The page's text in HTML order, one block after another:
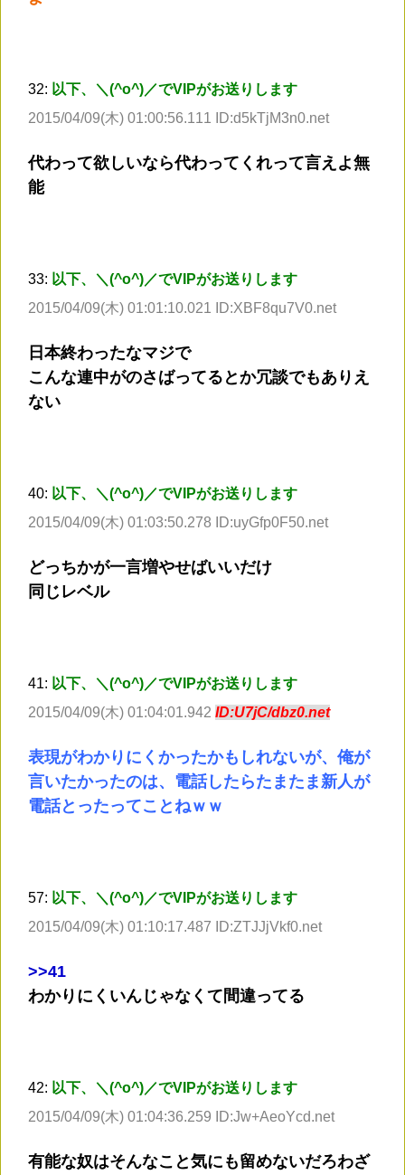
32: 以下、＼(^o^)／でVIPがお送りします
2015/04/09(木) 01:00:56.111 ID:d5kTjM3n0.net
代わって欲しいなら代わってくれって言えよ無
能
33: 以下、＼(^o^)／でVIPがお送りします
2015/04/09(木) 01:01:10.021 ID:XBF8qu7V0.net
日本終わったなマジで
こんな連中がのさばってるとか冗談でもありえ
ない
40: 以下、＼(^o^)／でVIPがお送りします
2015/04/09(木) 01:03:50.278 ID:uyGfp0F50.net
どっちかが一言増やせばいいだけ
同じレベル
41: 以下、＼(^o^)／でVIPがお送りします
2015/04/09(木) 01:04:01.942 ID:U7jC/dbz0.net
表現がわかりにくかったかもしれないが、俺が
言いたかったのは、電話したらたまたま新人が
電話とったってことねｗｗ
57: 以下、＼(^o^)／でVIPがお送りします
2015/04/09(木) 01:10:17.487 ID:ZTJJjVkf0.net
>>41
わかりにくいんじゃなくて間違ってる
42: 以下、＼(^o^)／でVIPがお送りします
2015/04/09(木) 01:04:36.259 ID:Jw+AeoYcd.net
有能な奴はそんなこと気にも留めないだろわざ